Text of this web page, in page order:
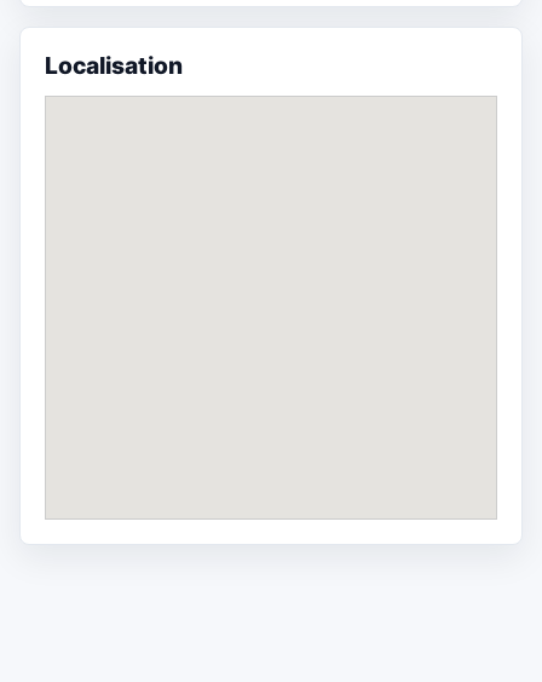
Localisation